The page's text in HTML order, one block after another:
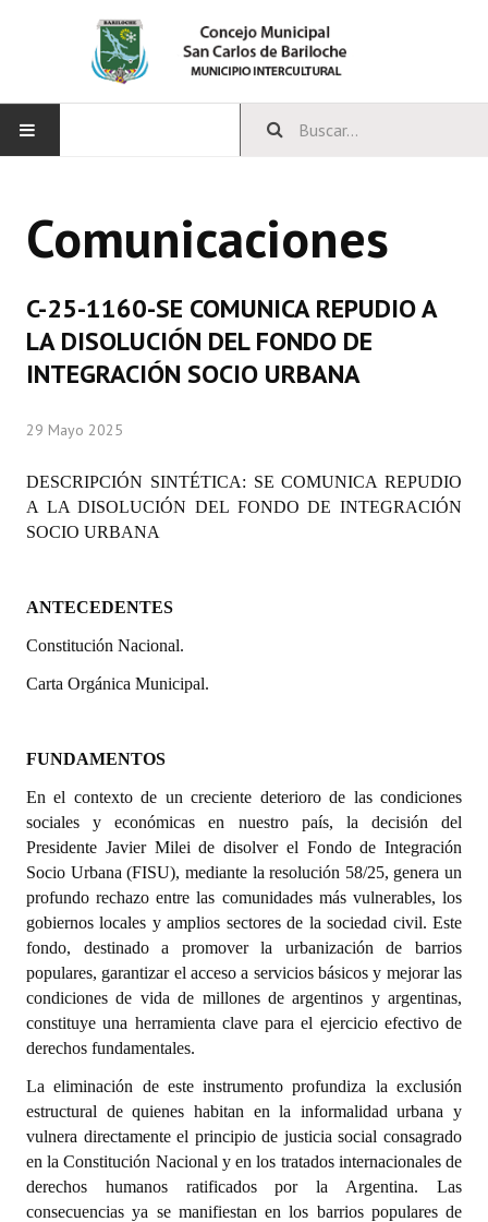
CONCEJO
Integrantes del Concejo
Comisiones Permanentes
Comisiones Especiales
Concejales Mandato Cumplido
Programas
Constitución Nacional
Constitución Provincial
Carta Orgánica 2007
Digesto
Organigrama
DOCUMENTOS
Informes de Gestión
Proyectos Presentados
Dictámenes Asesoría Letrada
Informes de Unidad Coordinadora
Ejecución Presupuestaria
Comunicaciones
C-25-1160-SE COMUNICA REPUDIO A
LA DISOLUCIÓN DEL FONDO DE
INTEGRACIÓN SOCIO URBANA
29 Mayo 2025
DESCRIPCIÓN SINTÉTICA: SE COMUNICA REPUDIO
A LA DISOLUCIÓN DEL FONDO DE INTEGRACIÓN
SOCIO URBANA
ANTECEDENTES
Constitución Nacional.
Carta Orgánica Municipal.
FUNDAMENTOS
En el contexto de un creciente deterioro de las condiciones
sociales y económicas en nuestro país, la decisión del
Presidente Javier Milei de disolver el Fondo de Integración
Socio Urbana (FISU), mediante la resolución 58/25, genera un
profundo rechazo entre las comunidades más vulnerables, los
gobiernos locales y amplios sectores de la sociedad civil. Este
fondo, destinado a promover la urbanización de barrios
populares, garantizar el acceso a servicios básicos y mejorar las
condiciones de vida de millones de argentinos y argentinas,
constituye una herramienta clave para el ejercicio efectivo de
derechos fundamentales.
La eliminación de este instrumento profundiza la exclusión
estructural de quienes habitan en la informalidad urbana y
vulnera directamente el principio de justicia social consagrado
en la Constitución Nacional y en los tratados internacionales de
derechos humanos ratificados por la Argentina. Las
consecuencias ya se manifiestan en los barrios populares de